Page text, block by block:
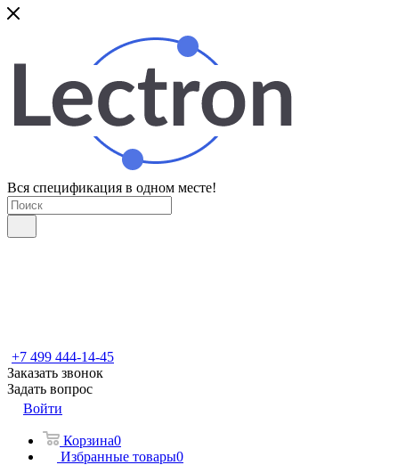
Вся спецификация в одном месте!
+7 499 444-14-45
Заказать звонок
Задать вопрос
Войти
Корзина0
Избранные товары0